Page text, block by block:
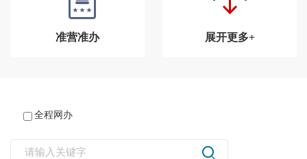
准营准办 展开更多+
全程网办